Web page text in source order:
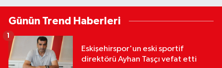
Günün Trend Haberleri
Eskişehirspor'un eski sportif
direktörü Ayhan Taşçı vefat etti
1